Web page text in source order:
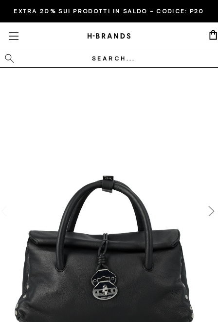
EXTRA 20% SUI PRODOTTI IN SALDO - CODICE: P20
Cerca